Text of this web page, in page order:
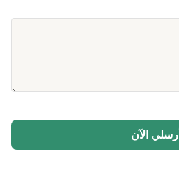
أرسلي الآن